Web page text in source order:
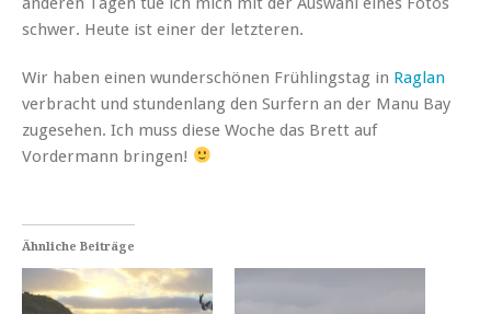
schwer. Heute ist einer der letzteren.
Wir haben einen wunderschönen Frühlingstag in Raglan
verbracht und stundenlang den Surfern an der Manu Bay
zugesehen. Ich muss diese Woche das Brett auf
Vordermann bringen!
Ähnliche Beiträge